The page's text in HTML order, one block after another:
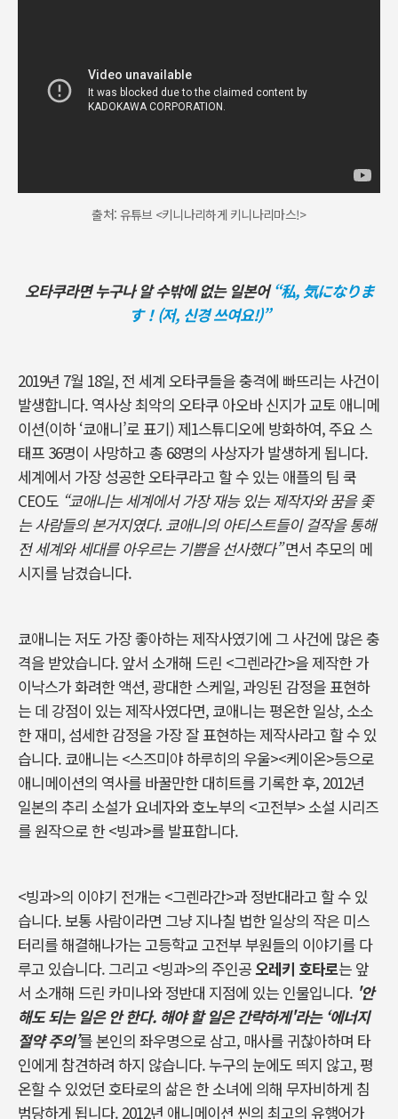
출처: 유튜브 <키니나리하게 키니나리마스!>
오타쿠라면 누구나 알 수밖에 없는 일본어“私, 気になりま
す！(저, 신경 쓰여요!)”
2019년 7월 18일, 전 세계 오타쿠들을 충격에 빠뜨리는 사건이
발생합니다. 역사상 최악의 오타쿠 아오바 신지가 교토 애니메
이션(이하 ‘쿄애니’로 표기)제1스튜디오에 방화하여,주요 스
태프 36명이 사망하고 총 68명의 사상자가 발생하게 됩니다.
세계에서 가장 성공한 오타쿠라고 할 수 있는 애플의 팀 쿡
CEO도 “쿄애니는 세계에서 가장 재능 있는 제작자와 꿈을 좇
는 사람들의 본거지였다. 쿄애니의아티스트들이 걸작을 통해
전 세계와 세대를 아우르는 기쁨을 선사했다”면서 추모의 메
시지를 남겼습니다.
쿄애니는 저도 가장 좋아하는 제작사였기에 그 사건에 많은 충
격을 받았습니다. 앞서 소개해 드린 <그렌라간>을 제작한 가
이낙스가 화려한 액션, 광대한 스케일, 과잉된 감정을 표현하
는 데 강점이 있는 제작사였다면, 쿄애니는 평온한 일상,소소
한 재미, 섬세한 감정을 가장 잘 표현하는 제작사라고 할 수 있
습니다. 쿄애니는 <스즈미야 하루히의 우울><케이온>등으로
애니메이션의 역사를 바꿀만한 대히트를 기록한 후, 2012년
일본의 추리 소설가 요네자와 호노부의 <고전부> 소설 시리즈
를 원작으로 한<빙과>를 발표합니다.
<빙과>의 이야기 전개는 <그렌라간>과 정반대라고 할 수 있
습니다.보통 사람이라면 그냥 지나칠 법한 일상의 작은 미스
터리를 해결해나가는 고등학교 고전부 부원들의 이야기를 다
루고 있습니다. 그리고 <빙과>의 주인공오레키 호타로는 앞
서 소개해 드린 카미나와 정반대 지점에 있는 인물입니다. '안
해도 되는 일은 안 한다. 해야 할 일은 간략하게'라는 ‘에너지
절약 주의’를 본인의 좌우명으로 삼고, 매사를 귀찮아하며 타
인에게 참견하려 하지 않습니다.누구의 눈에도 띄지 않고, 평
온할 수 있었던 호타로의 삶은 한 소녀에 의해 무자비하게 침
범당하게 됩니다. 2012년 애니메이션 씬의 최고의 유행어가